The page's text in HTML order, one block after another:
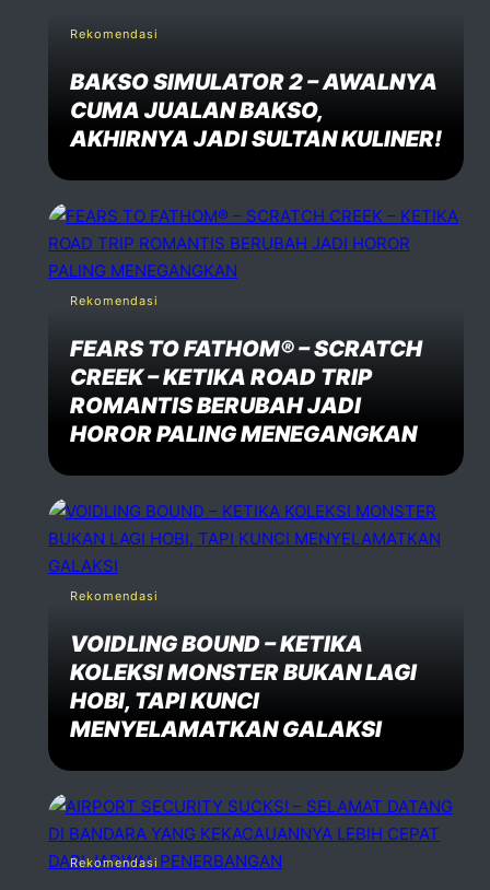
Rekomendasi
BAKSO SIMULATOR 2 – AWALNYA
CUMA JUALAN BAKSO,
AKHIRNYA JADI SULTAN KULINER!
Rekomendasi
FEARS TO FATHOM® – SCRATCH
CREEK – KETIKA ROAD TRIP
ROMANTIS BERUBAH JADI
HOROR PALING MENEGANGKAN
Rekomendasi
VOIDLING BOUND – KETIKA
KOLEKSI MONSTER BUKAN LAGI
HOBI, TAPI KUNCI
MENYELAMATKAN GALAKSI
Rekomendasi